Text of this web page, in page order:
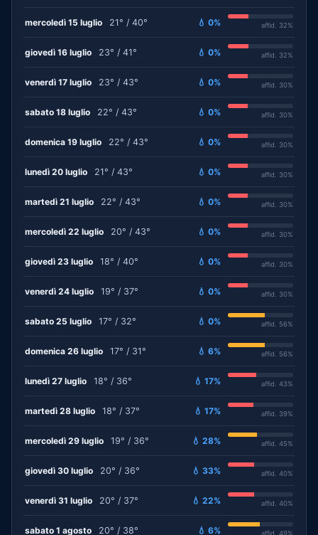
mercoledì 15 luglio 21° / 40° 💧 0% affid. 32%
giovedì 16 luglio 23° / 41° 💧 0% affid. 32%
venerdì 17 luglio 23° / 43° 💧 0% affid. 30%
sabato 18 luglio 22° / 43° 💧 0% affid. 30%
domenica 19 luglio 22° / 43° 💧 0% affid. 30%
lunedì 20 luglio 21° / 43° 💧 0% affid. 30%
martedì 21 luglio 22° / 43° 💧 0% affid. 30%
mercoledì 22 luglio 20° / 43° 💧 0% affid. 30%
giovedì 23 luglio 18° / 40° 💧 0% affid. 30%
venerdì 24 luglio 19° / 37° 💧 0% affid. 30%
sabato 25 luglio 17° / 32° 💧 0% affid. 56%
domenica 26 luglio 17° / 31° 💧 6% affid. 56%
lunedì 27 luglio 18° / 36° 💧 17% affid. 43%
martedì 28 luglio 18° / 37° 💧 17% affid. 39%
mercoledì 29 luglio 19° / 36° 💧 28% affid. 45%
giovedì 30 luglio 20° / 36° 💧 33% affid. 40%
venerdì 31 luglio 20° / 37° 💧 22% affid. 40%
sabato 1 agosto 20° / 38° 💧 6% affid. 49%